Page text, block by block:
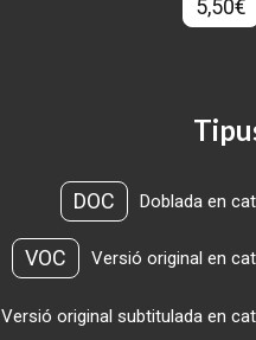
5,50€
DOC Doblada en
VOC Versió original en
Versió original subtitulada en